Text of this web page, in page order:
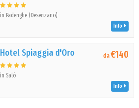
in Padenghe (Desenzano)
Info
Hotel Spiaggia d'Oro
in Salò
da€140
Info